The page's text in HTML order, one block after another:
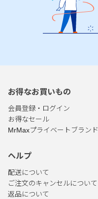
お得なお買いもの
会員登録・ログイン
お得なセール
MrMaxプライベートブランド
ヘルプ
配送について
ご注文のキャンセルについて
返品について